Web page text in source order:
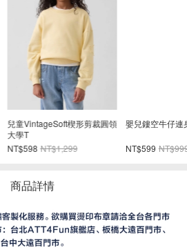
兒童VintageSoft楔形剪裁圓領
大學T
NT$598 NT$1,299
嬰兒鏤空牛仔連
NT$599
商品詳情